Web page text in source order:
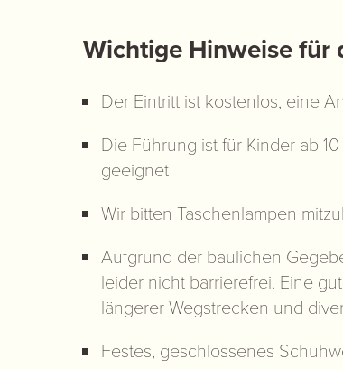
Wichtige Hinweise für
Der Eintritt ist kostenlos, eine
Die Führung ist für Kinder ab
geeignet
Wir bitten Taschenlampen
Aufgrund der baulichen
leider nicht barrierefrei. Eine
längerer Wegstrecken und
Festes, geschlossenes